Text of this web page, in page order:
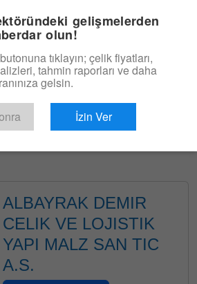
Deneyin
ALBAYRAK DEMIR
CELIK VE LOJISTIK
YAPI MALZ SAN TIC
A.S.
gelişmelerden
olun!
tıklayın; çelik fiyatları,
tahmin raporları ve daha
gelsin.
İzin Ver